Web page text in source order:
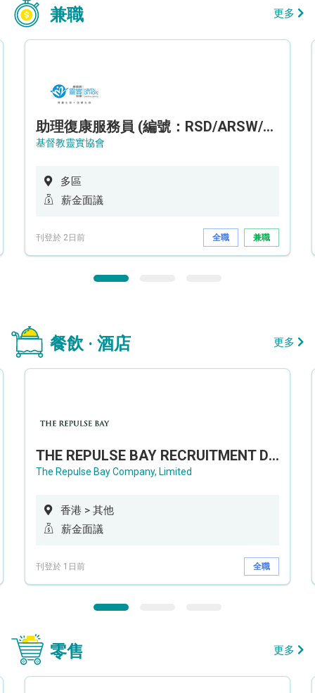
兼職 更多
助理復康服務員 (編號：RSD/ARSW/CTE)
基督教靈實協會
多區
薪金面議
刊登於 2日前 全職 兼職
餐飲 · 酒店 更多
THE REPULSE BAY RECRUITMENT DAY 淺水灣影灣園人才招聘會
The Repulse Bay Company, Limited
香港 > 其他
薪金面議
刊登於 1日前 全職
零售 更多